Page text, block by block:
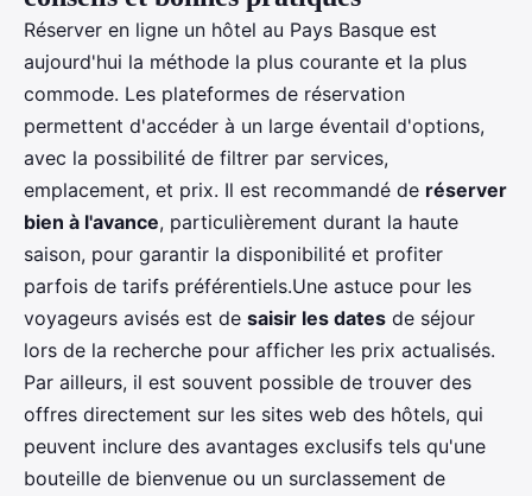
Réserver en ligne un hôtel au Pays Basque est
aujourd'hui la méthode la plus courante et la plus
commode. Les plateformes de réservation
permettent d'accéder à un large éventail d'options,
avec la possibilité de filtrer par services,
emplacement, et prix. Il est recommandé de réserver
bien à l'avance, particulièrement durant la haute
saison, pour garantir la disponibilité et profiter
parfois de tarifs préférentiels.Une astuce pour les
voyageurs avisés est de saisir les dates de séjour
lors de la recherche pour afficher les prix actualisés.
Par ailleurs, il est souvent possible de trouver des
offres directement sur les sites web des hôtels, qui
peuvent inclure des avantages exclusifs tels qu'une
bouteille de bienvenue ou un surclassement de